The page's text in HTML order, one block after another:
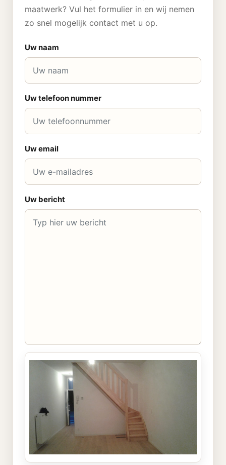
maatwerk? Vul het formulier in en wij nemen
zo snel mogelijk contact met u op.
Uw naam
Uw telefoon nummer
Uw email
Uw bericht